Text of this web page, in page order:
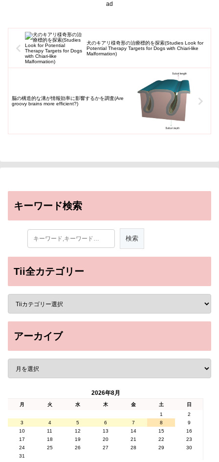
ad
犬のキアリ様奇形の治療標的を探索(Studies Look for
Potential Therapy Targets for Dogs with Chiari-like
Malformation)
脳の構造的な溝が情報効率に影響するかを調査(Are
groovy brains more efficient?)
キーワード検索
Tii全カテゴリー
アーカイブ
2026年8月
月 火 水 木 金 土
日
1
2
3
4 5 6 7 8
9
10
11 12 13 14 15
16
17
18 19 20 21 22
23
24
25 26 27 28 29
30
31